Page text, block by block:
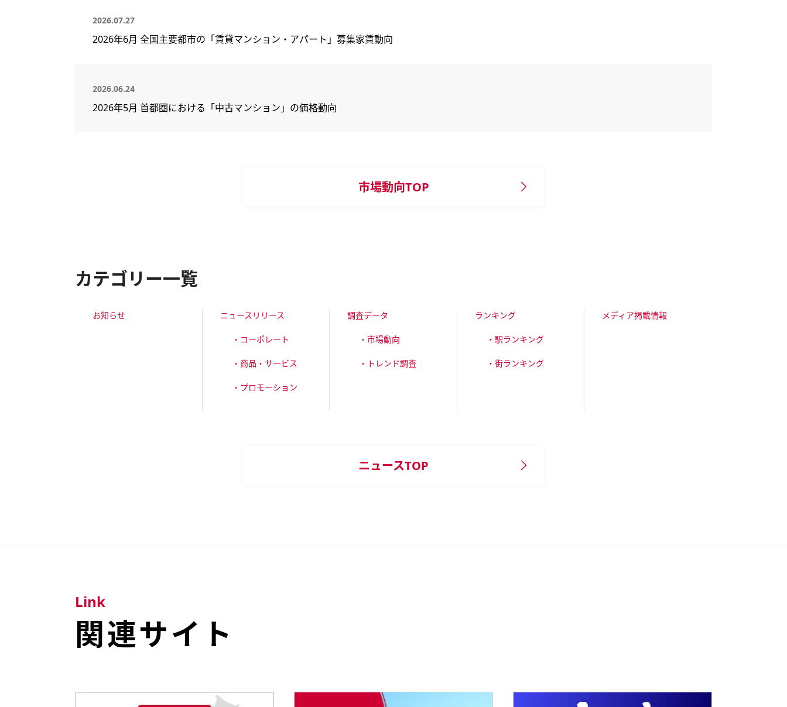
2026.07.27
2026年6月 全国主要都市の「賃貸マンション・アパート」募集家賃動向
2026.06.24
2026年5月 首都圏における「中古マンション」の価格動向
市場動向TOP
カテゴリー一覧
お知らせ ニュースリリース
・コーポレート
・商品・サービス
・プロモーション
調査データ
・市場動向
・トレンド調査
ランキング
・駅ランキング
・街ランキング
メディア掲載情報
ニュースTOP
関連サイト
Link